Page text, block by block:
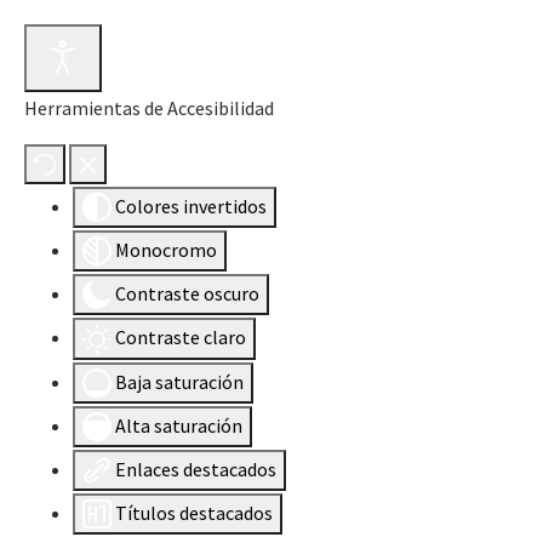
Herramientas de Accesibilidad
Colores invertidos
Monocromo
Contraste oscuro
Contraste claro
Baja saturación
Alta saturación
Enlaces destacados
Títulos destacados